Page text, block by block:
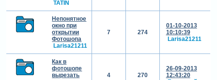
TATIN
Непонятное
окно при
открытии
Фотошопа
Larisa21211
7 274
01-10-2013
10:10:39
Larisa21211
Как в
фотошопе
вырезать
4 270
26-09-2013
12:43:20